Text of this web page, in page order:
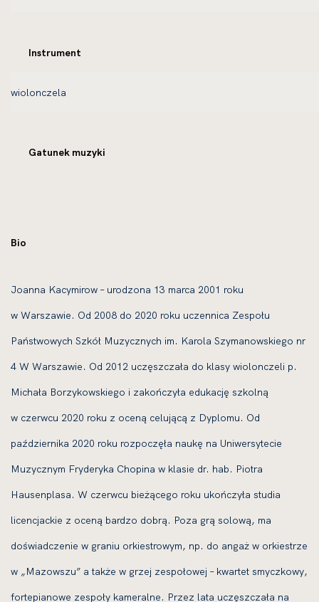
Instrument
Gatunek muzyki
Bio
Joanna Kacymirow – urodzona 13 marca 2001 roku
w Warszawie. Od 2008 do 2020 roku uczennica Zespołu
Państwowych Szkół Muzycznych im. Karola Szymanowskiego nr
4 W Warszawie. Od 2012 uczęszczała do klasy wiolonczeli p.
Michała Borzykowskiego i zakończyła edukację szkolną
w czerwcu 2020 roku z oceną celującą z Dyplomu. Od
października 2020 roku rozpoczęła naukę na Uniwersytecie
Muzycznym Fryderyka Chopina w klasie dr. hab. Piotra
Hausenplasa. W czerwcu bieżącego roku ukończyła studia
licencjackie z oceną bardzo dobrą. Poza grą solową, ma
doświadczenie w graniu orkiestrowym, np. do angaż w orkiestrze
w „Mazowszu” a także w grzej zespołowej – kwartet smyczkowy,
fortepianowe zespoły kameralne. Przez lata uczęszczała na